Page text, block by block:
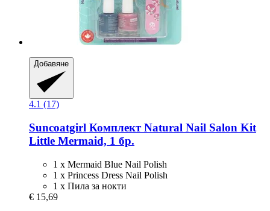
Добавяне
4.1 (17)
Suncoatgirl Комплект Natural Nail Salon Kit
Little Mermaid, 1 бр.
1 x Mermaid Blue Nail Polish
1 x Princess Dress Nail Polish
1 x Пила за нокти
€ 15,69